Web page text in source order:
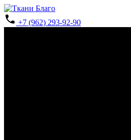
+7 (962) 293-92-90